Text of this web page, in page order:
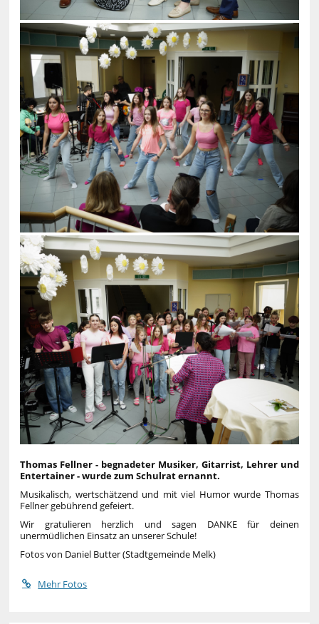
Thomas Fellner - begnadeter Musiker, Gitarrist, Lehrer und
Entertainer - wurde zum Schulrat ernannt.
Musikalisch, wertschätzend und mit viel Humor wurde Thomas
Fellner gebührend gefeiert.
Wir gratulieren herzlich und sagen DANKE für deinen
unermüdlichen Einsatz an unserer Schule!
Fotos von Daniel Butter (Stadtgemeinde Melk)
Mehr Fotos